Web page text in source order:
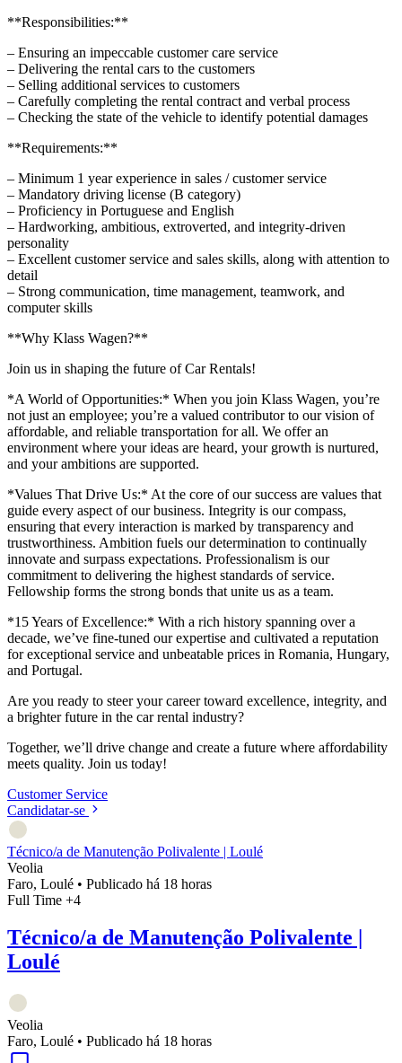
**Responsibilities:**
– Ensuring an impeccable customer care service
– Delivering the rental cars to the customers
– Selling additional services to customers
– Carefully completing the rental contract and verbal process
– Checking the state of the vehicle to identify potential damages
**Requirements:**
– Minimum 1 year experience in sales / customer service
– Mandatory driving license (B category)
– Proficiency in Portuguese and English
– Hardworking, ambitious, extroverted, and integrity-driven
personality
– Excellent customer service and sales skills, along with attention to
detail
– Strong communication, time management, teamwork, and
computer skills
**Why Klass Wagen?**
Join us in shaping the future of Car Rentals!
*A World of Opportunities:* When you join Klass Wagen, you’re
not just an employee; you’re a valued contributor to our vision of
affordable, and reliable transportation for all. We offer an
environment where your ideas are heard, your growth is nurtured,
and your ambitions are supported.
*Values That Drive Us:* At the core of our success are values that
guide every aspect of our business. Integrity is our compass,
ensuring that every interaction is marked by transparency and
trustworthiness. Ambition fuels our determination to continually
innovate and surpass expectations. Professionalism is our
commitment to delivering the highest standards of service.
Fellowship forms the strong bonds that unite us as a team.
*15 Years of Excellence:* With a rich history spanning over a
decade, we’ve fine-tuned our expertise and cultivated a reputation
for exceptional service and unbeatable prices in Romania, Hungary,
and Portugal.
Are you ready to steer your career toward excellence, integrity, and
a brighter future in the car rental industry?
Together, we’ll drive change and create a future where affordability
meets quality. Join us today!
Customer Service
Candidatar-se
Técnico/a de Manutenção Polivalente | Loulé
Veolia
Faro, Loulé • Publicado há 18 horas
Full Time +4
Técnico/a de Manutenção Polivalente |
Loulé
Veolia
Faro, Loulé • Publicado há 18 horas